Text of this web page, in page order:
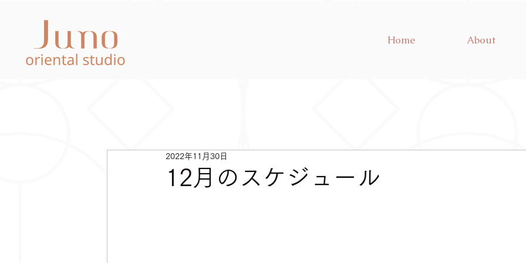
Home About
12月のスケジュール
2022年11月30日